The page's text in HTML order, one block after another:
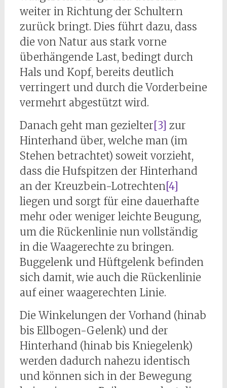
weiter in Richtung der Schultern
zurück bringt. Dies führt dazu, dass
die von Natur aus stark vorne
überhängende Last, bedingt durch
Hals und Kopf, bereits deutlich
verringert und durch die Vorderbeine
vermehrt abgestützt wird.
Danach geht man gezielter[3] zur
Hinterhand über, welche man (im
Stehen betrachtet) soweit vorzieht,
dass die Hufspitzen der Hinterhand
an der Kreuzbein-Lotrechten[4]
liegen und sorgt für eine dauerhafte
mehr oder weniger leichte Beugung,
um die Rückenlinie nun vollständig
in die Waagerechte zu bringen.
Buggelenk und Hüftgelenk befinden
sich damit, wie auch die Rückenlinie
auf einer waagerechten Linie.
Die Winkelungen der Vorhand (hinab
bis Ellbogen-Gelenk) und der
Hinterhand (hinab bis Kniegelenk)
werden dadurch nahezu identisch
und können sich in der Bewegung